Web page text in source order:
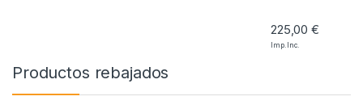
225,00€
Imp. Inc.
Productos rebajados